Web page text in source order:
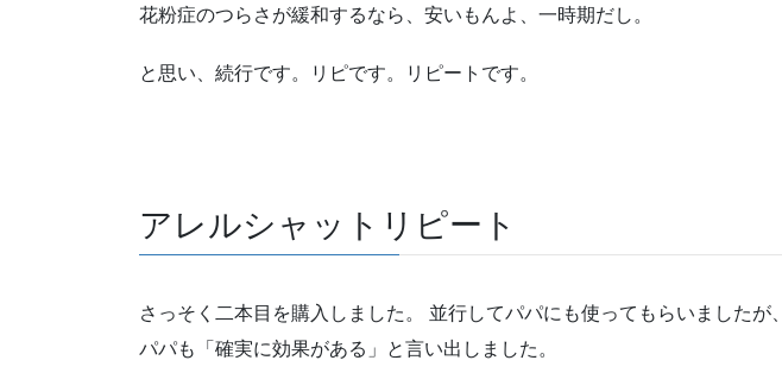
花粉症のつらさが緩和するなら、安いもんよ、一時期だし。
と思い、続行です。リピです。リピートです。
アレルシャットリピート
さっそく二本目を購入しました。 並行してパパにも使ってもらいましたが、
パパも「確実に効果がある」と言い出しました。